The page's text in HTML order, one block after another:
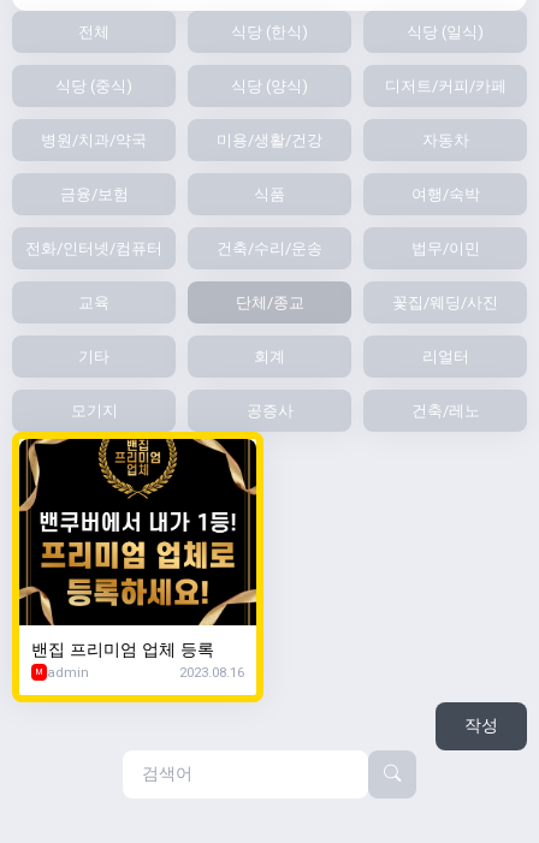
전체 식당 (한식) 식당 (일식)
식당 (중식) 식당 (양식) 디저트/커피/카페
병원/치과/약국 미용/생활/건강 자동차
금융/보험 식품 여행/숙박
전화/인터넷/컴퓨터 건축/수리/운송 법무/이민
교육 단체/종교 꽃집/웨딩/사진
기타 회계 리얼터
모기지 공증사 건축/레노
밴집 프리미엄 업체 등록
M admin 2023.08.16
작성